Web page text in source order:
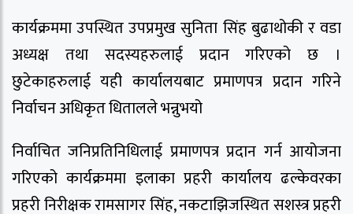
कार्यक्रममा उपस्थित उपप्रमुख सुनिता सिंह बुढाथोकी र वडा
अध्यक्ष तथा सदस्यहरुलाई प्रदान गरिएको छ ।
छुटेकाहरुलाई यही कार्यालयबाट प्रमाणपत्र प्रदान गरिने
निर्वाचन अधिकृत धितालले भन्नुभयो
निर्वाचित जनिप्रतिनिधिलाई प्रमाणपत्र प्रदान गर्न आयोजना
गरिएको कार्यक्रममा इलाका प्रहरी कार्यालय ढल्केवरका
प्रहरी निरीक्षक रामसागर सिंह, नकटाझिजस्थित सशस्त्र प्रहरी